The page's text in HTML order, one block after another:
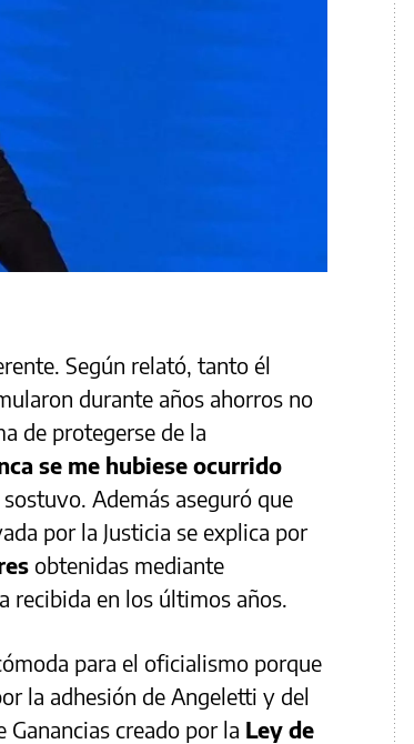
Según relató, tanto él
durante años ahorros no
de protegerse de la
se me hubiese ocurrido
sostuvo. Además aseguró que
por la Justicia se explica por
obtenidas mediante
recibida en los últimos años.
para el oficialismo porque
la adhesión de Angeletti y del
creado por la Ley de